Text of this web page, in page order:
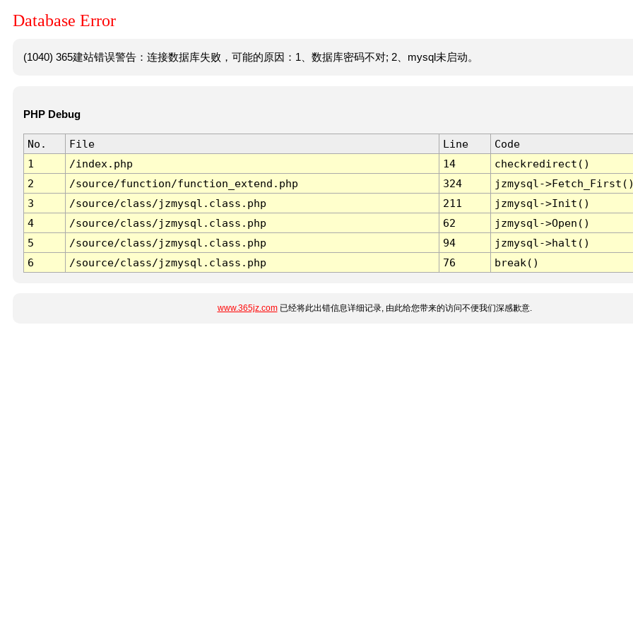
Database Error
(1040) 365建站错误警告：连接数据库失败，可能的原因：1、数据库密码不对; 2、mysql未启动。
PHP Debug
No. File Line
Code
1
/index.php 14
checkredirect()
2
/source/function/function_extend.php 324
jzmysql-
3
/source/class/jzmysql.class.php 211
jzmysql->Init()
4
/source/class/jzmysql.class.php 62
jzmysql->Open()
5
/source/class/jzmysql.class.php 94
jzmysql->halt()
6
/source/class/jzmysql.class.php 76 break()
www.365jz.com已经将此出错信息详细记录, 由此给您带来的访问不便我们深感歉意.